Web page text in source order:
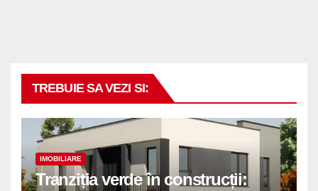
TREBUIE SA VEZI SI:
IMOBILIARE
Tranziția verde în construcții: